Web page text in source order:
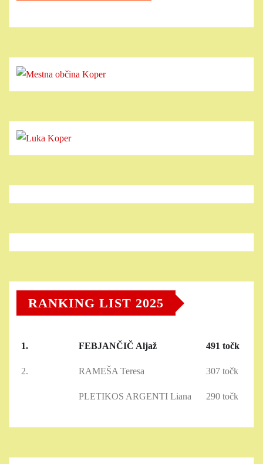
RANKING LIST 2025
1. FEBJANČIČ Aljaž 491 točk
2. RAMEŠA Teresa 307 točk
PLETIKOS ARGENTI Liana 290 točk